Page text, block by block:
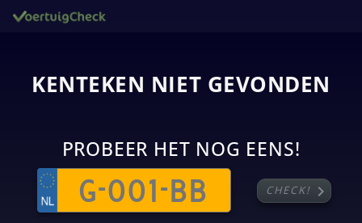
KENTEKEN NIET GEVONDEN
PROBEER HET NOG EENS!
CHECK! chevron_right